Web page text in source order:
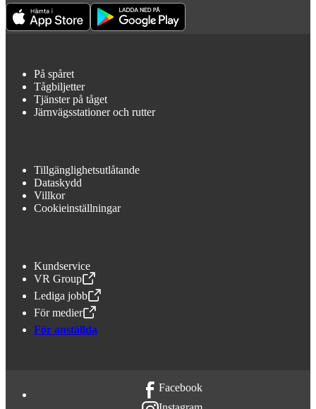
På spåret
Tågbiljetter
Tjänster på tåget
Järnvägsstationer och rutter
Tillgänglighetsutlåtande
Dataskydd
Villkor
Cookieinställningar
Kundservice
VR Group
,Öppnas i en ny flik
Lediga jobb
,Öppnas i en ny flik
För medier
,Öppnas i en ny flik
För anställda
Facebook